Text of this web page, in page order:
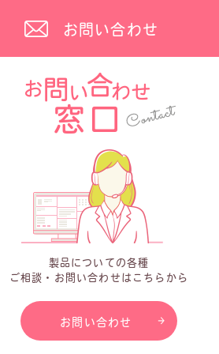
お問い合わせ
製品についての各種
ご相談・お問い合わせはこちらから
お問い合わせ